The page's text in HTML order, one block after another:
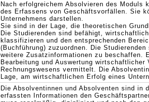
Nach erfolgreichem Absolvieren des Moduls
des Erfassens von Geschäftsvorfällen. Sie
Unternehmens darstellen.
Sie sind in der Lage, die theoretischen
Die Studierenden sind befähigt,
klassifizieren und den entsprechenden
(Buchführung) zuzuordnen. Die
weitere Zusatzinformationen zu beschaffen.
Bearbeitung und Auswertung wirtschaftlicher
Rechnungswesens vermittelt. Die
Lage, am wirtschaftlichen Erfolg eines
Die Absolventinnen und Absolventen sind in
erfassten Informationen den